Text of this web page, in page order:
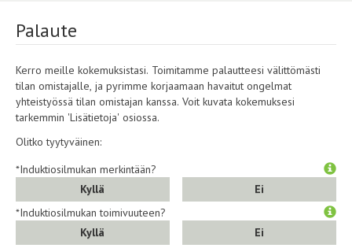
Palaute
Kerro meille kokemuksistasi. Toimitamme palautteesi välittömästi
tilan omistajalle, ja pyrimme korjaamaan havaitut ongelmat
yhteistyössä tilan omistajan kanssa. Voit kuvata kokemuksesi
tarkemmin 'Lisätietoja' osiossa.
Olitko tyytyväinen:
*Induktiosilmukan merkintään?
Kyllä
Ei
*Induktiosilmukan toimivuuteen?
Kyllä
Ei